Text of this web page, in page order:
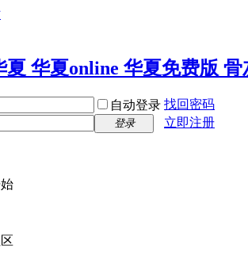
自动登录 找回密码
登录 立即注册